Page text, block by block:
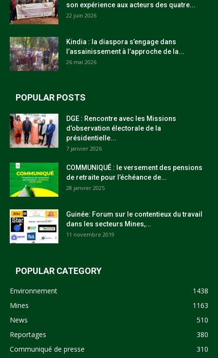
son expérience aux acteurs des quatre...
22 juin 2026
Kindia : la diaspora s’engage dans
l’assainissement à l’approche de la...
26 mai 2026
POPULAR POSTS
DGE : Rencontre avec les Missions
d’observation électorale de la
présidentielle...
7 janvier 2026
COMMUNIQUÉ : le versement des pensions
de retraite pour l’échéance de...
28 janvier 2025
Guinée: Forum sur le contentieux du travail
dans les secteurs Mines,...
11 novembre 2019
POPULAR CATEGORY
Environnement
1438
Mines
1163
News
510
Reportages
380
Communiqué de presse
310